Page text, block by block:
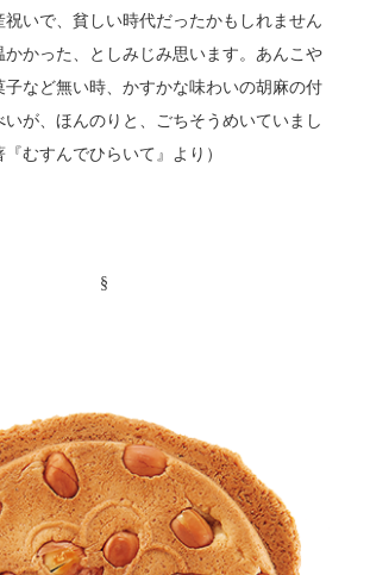
いで、貧しい時代だったかもしれません
かかった、としみじみ思います。あんこや
子など無い時、かすかな味わいの胡麻の付
いが、ほんのりと、ごちそうめいていまし
むすんでひらいて』より）
§